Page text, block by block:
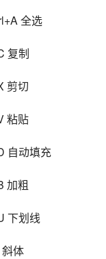
全选
复制
剪切
粘贴
自动填充
加粗
下划线
体